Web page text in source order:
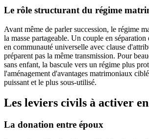
Le rôle structurant du régime
Avant même de parler succession, le régime
la masse partageable. Un couple en
en communauté universelle avec clause
préparent pas la même transmission. Pour
sans enfant, la bascule vers un régime plus
l'aménagement d'avantages matrimoniaux
puissant et le plus sous-utilisé.
Les leviers civils à activer
La donation entre époux